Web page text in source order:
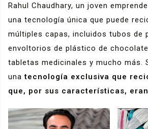
Rahul Chaudhary, un joven
una tecnología única que puede
múltiples capas, incluidos tubos de
envoltorios de plástico de
tabletas medicinales y mucho más.
unatecnología exclusiva que
que, por sus características,